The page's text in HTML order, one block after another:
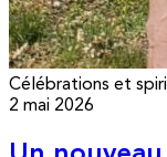
Célébrations et
2 mai 2026